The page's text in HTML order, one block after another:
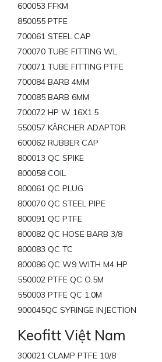
600053 FFKM
850055 PTFE
700061 STEEL CAP
700070 TUBE FITTING WL
700071 TUBE FITTING PTFE
700084 BARB 4MM
700085 BARB 6MM
700072 HP W 16X1.5
550057 KÄRCHER ADAPTOR
600062 RUBBER CAP
800013 QC SPIKE
800058 COIL
800061 QC PLUG
800070 QC STEEL PIPE
800091 QC PTFE
800082 QC HOSE BARB 3/8
800083 QC TC
800086 QC W9 WITH M4 HP
550002 PTFE QC O.5M
550003 PTFE QC 1.0M
900045QC SYRINGE INJECTION
Keofitt Việt Nam
300021 CLAMP PTFE 10/8